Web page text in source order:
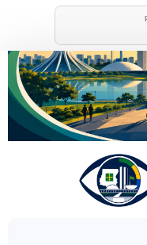
Skip
content